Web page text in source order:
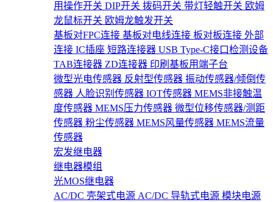
用操作开关 DIP开关 拨码开关 带灯轻触开关 欧姆
龙鼠标开关 欧姆龙触发开关
基板对FPC连接 基板对电线连接 板对板连接 外部
连接 IC插座 短路连接器 USB Type-C接口检测设备
TAB连接器 ZD连接器 印刷基板用端子台
微型光电传感器 反射型传感器 振动传感器/倾倒传
感器 人脸识别传感器 IOT传感器 MEMS非接触温
度传感器 MEMS压力传感器 微型位移传感器/测距
传感器 粉尘传感器 MEMS风量传感器 MEMS流量
传感器
宏发继电器
继电器模组
光MOS继电器
AC/DC 壳架式电源 AC/DC 导轨式电源 模块电源